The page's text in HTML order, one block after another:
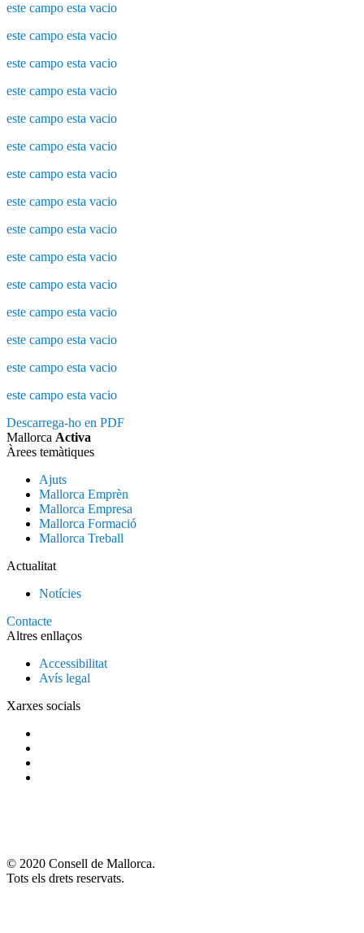
este campo esta vacio
este campo esta vacio
este campo esta vacio
este campo esta vacio
este campo esta vacio
este campo esta vacio
este campo esta vacio
este campo esta vacio
este campo esta vacio
este campo esta vacio
este campo esta vacio
este campo esta vacio
este campo esta vacio
este campo esta vacio
este campo esta vacio
Descarrega-ho en PDF
Mallorca Activa
Àrees temàtiques
Ajuts
Mallorca Emprèn
Mallorca Empresa
Mallorca Formació
Mallorca Treball
Actualitat
Notícies
Contacte
Altres enllaços
Accessibilitat
Avís legal
Xarxes socials
© 2020 Consell de Mallorca.
Tots els drets reservats.